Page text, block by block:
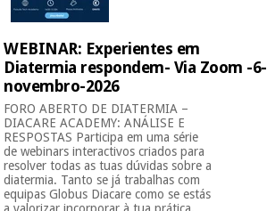
WEBINAR: Experientes em
Diatermia respondem- Via Zoom -6-
novembro-2026
FORO ABERTO DE DIATERMIA –
DIACARE ACADEMY: ANÁLISE E
RESPOSTAS Participa em uma série
de webinars interactivos criados para
resolver todas as tuas dúvidas sobre a
diatermia. Tanto se já trabalhas com
equipas Globus Diacare como se estás